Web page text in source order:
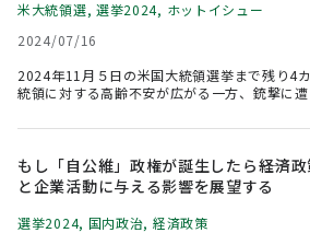
米大統領選, 選挙2024, ホットイシュー
2024/07/16
2024年11月５日の米国大統領選挙まで残り4
統領に対する高齢不安が広がる一方、銃撃に
領になったら）」ではなく、「ほぼトラ（ほ
きた。選挙結果を見通すことは簡単ではない
わらず、トランプ主義的な主張が今後の米国
間違いない。政策の不確実性を増す米国で、
ついて整理する。
もし「自公維」政権が誕生したら――経済
と企業活動に与える影響を展望する
選挙2024, 国内政治, 経済政策